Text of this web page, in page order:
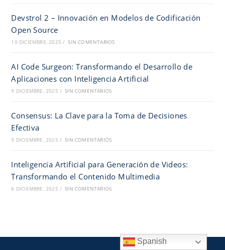
Devstrol 2 – Innovación en Modelos de Codificación
Open Source
10 DICIEMBRE, 2025 / SIN COMENTARIOS
AI Code Surgeon: Transformando el Desarrollo de
Aplicaciones con Inteligencia Artificial
9 DICIEMBRE, 2025 / SIN COMENTARIOS
Consensus: La Clave para la Toma de Decisiones
Efectiva
9 DICIEMBRE, 2025 / SIN COMENTARIOS
Inteligencia Artificial para Generación de Videos:
Transformando el Contenido Multimedia
8 DICIEMBRE, 2025 / SIN COMENTARIOS
Spanish